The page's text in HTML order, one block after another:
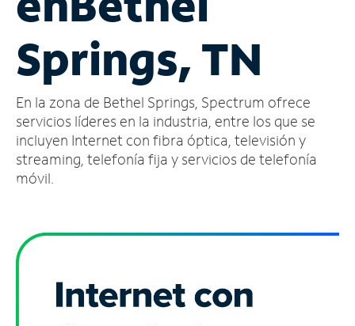
cuenta
Encuentra
tienda
Springs, TN
En la zona de Bethel Springs, Spectrum ofrece
servicios líderes en la industria, entre los que se
incluyen Internet con fibra óptica, televisión y
streaming, telefonía fija y servicios de telefonía
móvil.